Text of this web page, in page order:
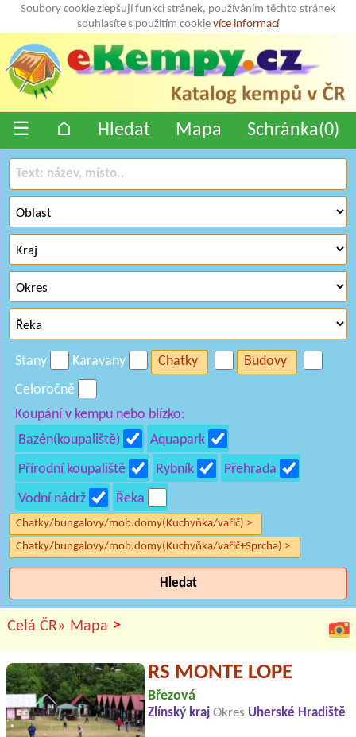
Soubory cookie zlepšují funkci stránek, používáním těchto stránek
souhlasíte s použitím cookie více informací
☰ ⌂ Hledat Mapa Schránka(0)
Stany Karavany Chatky
Budovy
Celoročně
Koupání v kempu nebo blízko:
Bazén(koupaliště)
Aquapark
Přírodní koupaliště
Rybník
Přehrada
Vodní nádrž
Řeka
Chatky/bungalovy/mob.domy(Kuchyňka/vařič) >
Chatky/bungalovy/mob.domy(Kuchyňka/vařič+Sprcha) >
Hledat
Celá ČR» Mapa >
RS MONTE LOPE
Březová
Zlínský kraj Okres Uherské Hradiště